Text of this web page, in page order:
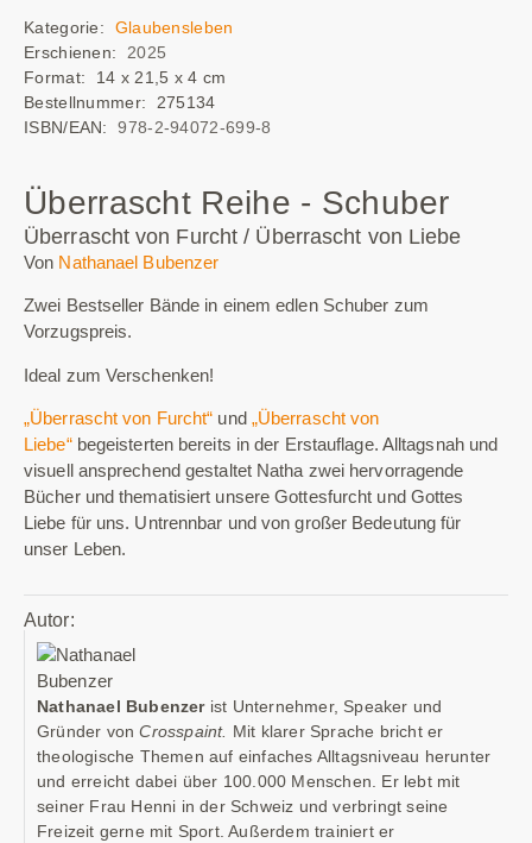
Kategorie: Glaubensleben
Erschienen: 2025
Format: 14 x 21,5 x 4 cm
Bestellnummer: 275134
ISBN/EAN:978-2-94072-699-8
Überrascht Reihe - Schuber
Überrascht von Furcht / Überrascht von Liebe
Von Nathanael Bubenzer
Zwei Bestseller Bände in einem edlen Schuber zum
Vorzugspreis.
Ideal zum Verschenken!
„Überrascht von Furcht“ und „Überrascht von
Liebe“begeisterten bereits in der Erstauflage. Alltagsnah und
visuell ansprechend gestaltet Natha zwei hervorragende
Bücher und thematisiert unsere Gottesfurcht und Gottes
Liebe für uns. Untrennbar und von großer Bedeutung für
unser Leben.
Autor:
Nathanael Bubenzerist Unternehmer, Speaker und
Gründer vonCrosspaint. Mit klarer Sprache bricht er
theologische Themen auf einfaches Alltagsniveau herunter
und erreicht dabei über 100.000 Menschen. Er lebt mit
seiner Frau Henni in der Schweiz und verbringt seine
Freizeit gerne mit Sport. Außerdem trainiert er